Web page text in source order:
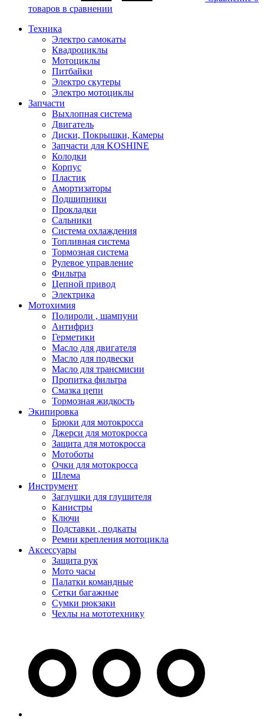
товаров в сравнении
Техника
Электро самокаты
Квадроциклы
Мотоциклы
Питбайки
Электро скутеры
Электро мотоциклы
Запчасти
Выхлопная система
Двигатель
Диски, Покрышки, Камеры
Запчасти для KOSHINE
Колодки
Корпус
Пластик
Амортизаторы
Подшипники
Прокладки
Сальники
Система охлаждения
Топливная система
Тормозная система
Рулевое управление
Фильтра
Цепной привод
Электрика
Мотохимия
Полироли , шампуни
Антифриз
Герметики
Масло для двигателя
Масло для подвески
Масло для трансмисии
Пропитка фильтра
Смазка цепи
Тормозная жидкость
Экипировка
Брюки для мотокросса
Джерси для мотокросса
Защита для мотокросса
Мотоботы
Очки для мотокросса
Шлема
Инструмент
Заглушки для глушителя
Канистры
Ключи
Подставки , подкаты
Ремни крепления мотоцикла
Аксессуары
Защита рук
Мото часы
Палатки командные
Сетки багажные
Сумки рюкзаки
Чехлы на мототехнику